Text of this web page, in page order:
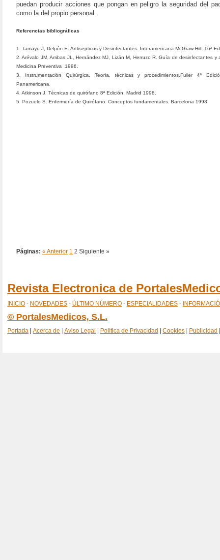
puedan producir acciones que pongan en peligro la seguridad del
como la del propio personal.
Referencias bibliográficas
1. Tamayo J, Delpón E. Antisepticos y Desinfectantes. Interamericana-McGraw-Hill; 16ª
2. Arévalo JM, Arribas JL, Hernández MJ, Lizán M, Herruzo R. Guía de desinfectantes y
Medicina Preventiva .1996.
3. Instrumentación Quirúrgica. Teoría, técnicas y procedimientos.Fuller 4ª
Panamericana.
4. Atkinson J. Técnicas de quirófano 8ª Edición. Madrid 1998.
5. Pozuelo S. Enfermería de Quirófano. Conceptos fundamentales. Barcelona 1998.
Páginas: « Anterior 1 2 Siguiente »
Revista Electronica de
INICIO - NOVEDADES - ÚLTIMO NÚMERO - ESPECIALIDADES -
© PortalesMedicos, S.L.
Portada Acerca de Aviso Legal Política de Privacidad Cookies Publicidad